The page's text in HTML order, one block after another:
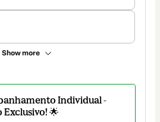
Show more
Individual -
Exclusivo! 🌟